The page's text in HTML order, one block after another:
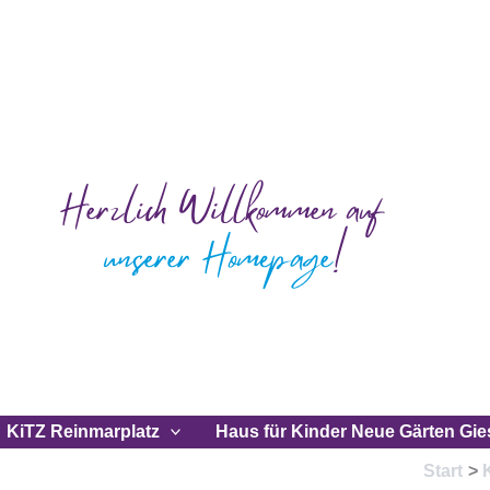
KiTZ Reinmarplatz Haus für Kinder Neue Gärten
Start